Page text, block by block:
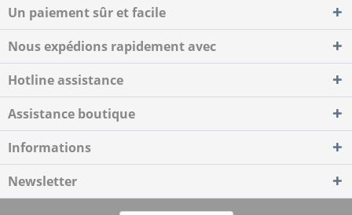
Un paiement sûr et facile
Nous expédions rapidement avec
Hotline assistance
Assistance boutique
Informations
Newsletter